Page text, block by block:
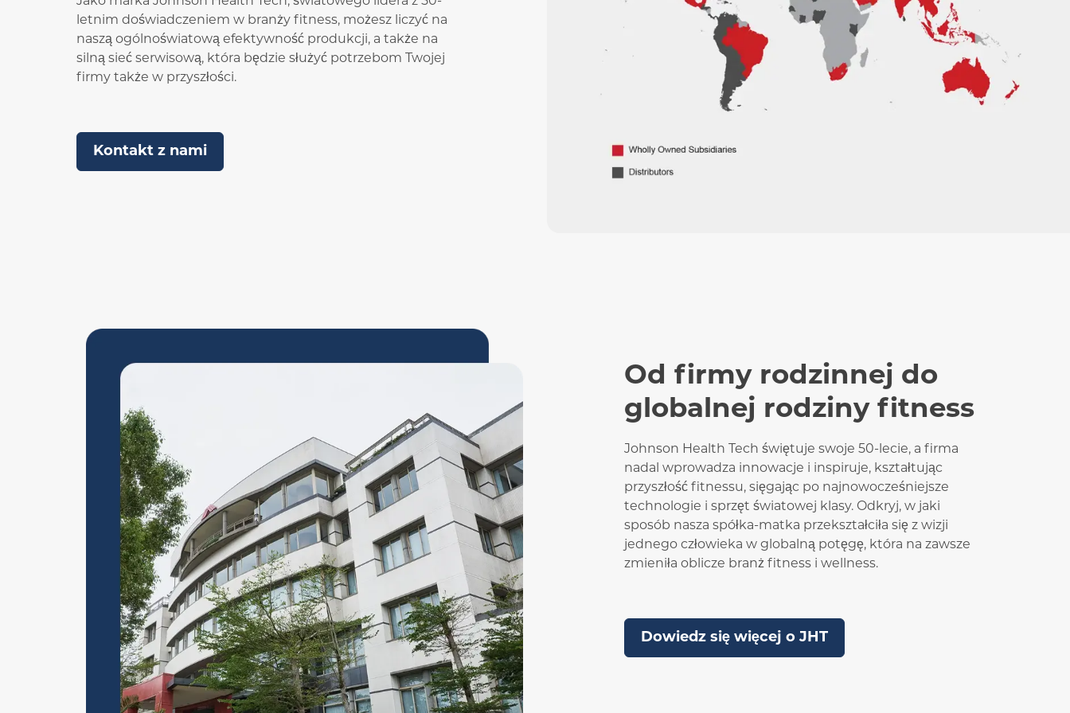
letnim doświadczeniem w branży fitness, możesz liczyć na
naszą ogólnoświatową efektywność produkcji, a także na
silną sieć serwisową, która będzie służyć potrzebom Twojej
firmy także w przyszłości.
Kontakt z nami
Od firmy rodzinnej do
globalnej rodziny fitness
Johnson Health Tech świętuje swoje 50-lecie, a firma
nadal wprowadza innowacje i inspiruje, kształtując
przyszłość fitnessu, sięgając po najnowocześniejsze
technologie i sprzęt światowej klasy. Odkryj, w jaki
sposób nasza spółka-matka przekształciła się z wizji
jednego człowieka w globalną potęgę, która na zawsze
zmieniła oblicze branż fitness i wellness.
Dowiedz się więcej o JHT